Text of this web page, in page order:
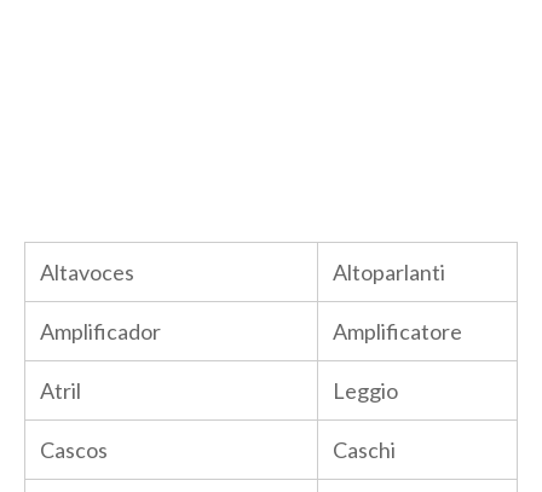
Altavoces Altoparlanti
Amplificador Amplificatore
Atril Leggio
Cascos Caschi